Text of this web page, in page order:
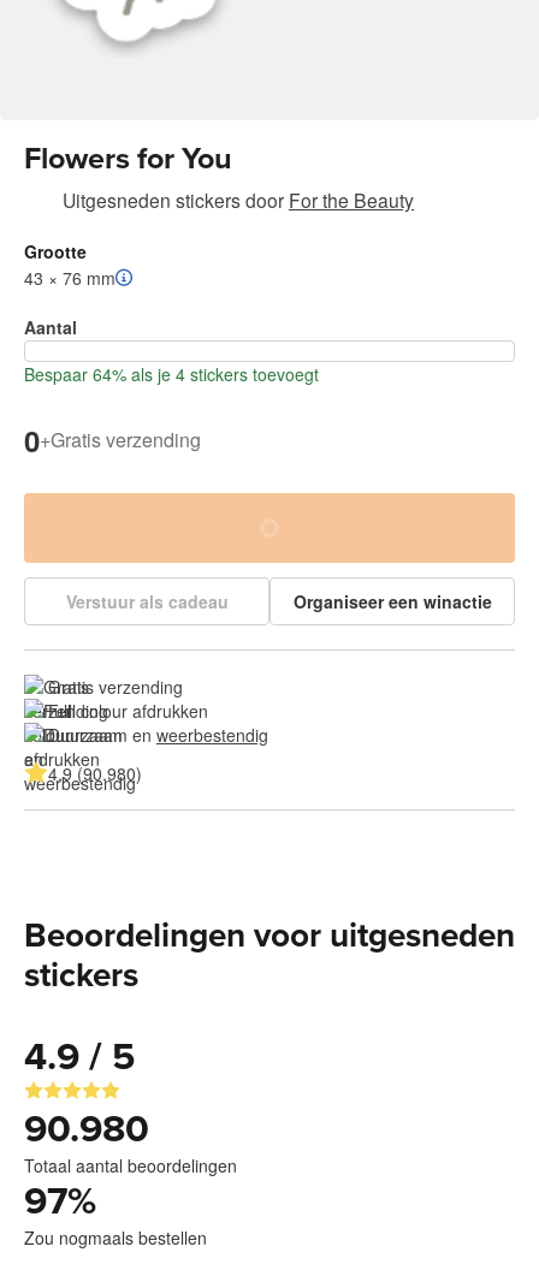
Flowers for You
Uitgesneden stickersdoor For the Beauty
Grootte
43 × 76 mm
Aantal
Bespaar 64% als je 4 stickers toevoegt
0+Gratis verzending
Verstuur als cadeau Organiseer een winactie
Gratis verzending
Full colour afdrukken
Duurzaam en weerbestendig
4.9 (90.980)
Beoordelingen voor uitgesneden
stickers
4.9 / 5
90.980
Totaal aantal beoordelingen
97%
Zou nogmaals bestellen